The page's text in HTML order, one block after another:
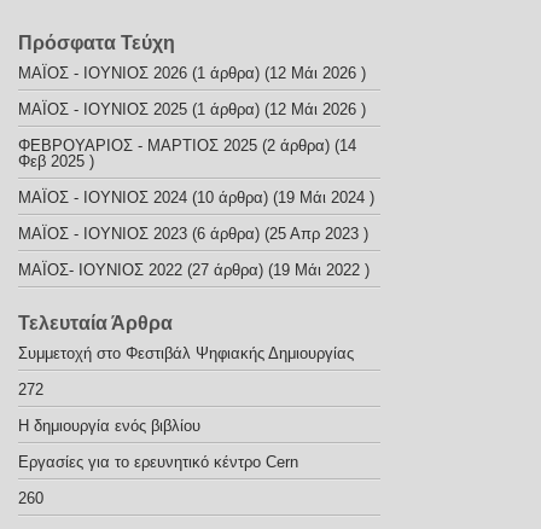
Πρόσφατα Τεύχη
ΜΑΪΟΣ - ΙΟΥΝΙΟΣ 2026 (1 άρθρα) (12 Μάι 2026 )
ΜΑΪΟΣ - ΙΟΥΝΙΟΣ 2025 (1 άρθρα) (12 Μάι 2026 )
ΦΕΒΡΟΥΑΡΙΟΣ - ΜΑΡΤΙΟΣ 2025 (2 άρθρα) (14
Φεβ 2025 )
ΜΑΪΟΣ - ΙΟΥΝΙΟΣ 2024 (10 άρθρα) (19 Μάι 2024 )
ΜΑΪΟΣ - ΙΟΥΝΙΟΣ 2023 (6 άρθρα) (25 Απρ 2023 )
ΜΑΪΟΣ- ΙΟΥΝΙΟΣ 2022 (27 άρθρα) (19 Μάι 2022 )
Τελευταία Άρθρα
Συμμετοχή στο Φεστιβάλ Ψηφιακής Δημιουργίας
272
Η δημιουργία ενός βιβλίου
Εργασίες για το ερευνητικό κέντρο Cern
260